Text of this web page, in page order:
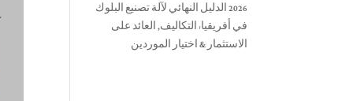
2026 الدليل النهائي لآلة تصنيع البلوك
في أفريقيا: التكاليف, العائد على
الاستثمار & اختيار الموردين